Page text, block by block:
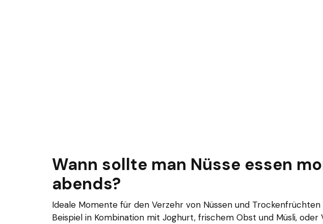
Wann sollte man Nüsse essen
abends?
Ideale Momente für den Verzehr von Nüssen und Trockenfrüchten
Beispiel in Kombination mit Joghurt, frischem Obst und Müsli,